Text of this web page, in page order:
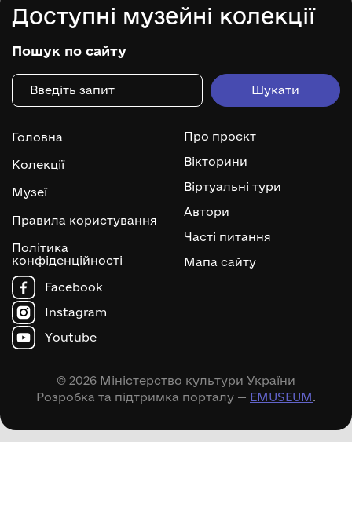
Доступні музейні колекції
Пошук по сайту
Головна
Колекції
Музеї
Правила користування
Політика
конфіденційності
Про проєкт
Вікторини
Віртуальні тури
Автори
Часті питання
Мапа сайту
Facebook
Instagram
Youtube
© 2026 Міністерство культури України
Розробка та підтримка порталу — EMUSEUM.